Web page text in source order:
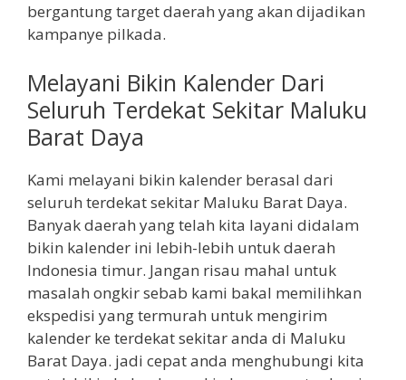
bergantung target daerah yang akan dijadikan
kampanye pilkada.
Melayani Bikin Kalender Dari
Seluruh Terdekat Sekitar Maluku
Barat Daya
Kami melayani bikin kalender berasal dari
seluruh terdekat sekitar Maluku Barat Daya.
Banyak daerah yang telah kita layani didalam
bikin kalender ini lebih-lebih untuk daerah
Indonesia timur. Jangan risau mahal untuk
masalah ongkir sebab kami bakal memilihkan
ekspedisi yang termurah untuk mengirim
kalender ke terdekat sekitar anda di Maluku
Barat Daya. jadi cepat anda menghubungi kita